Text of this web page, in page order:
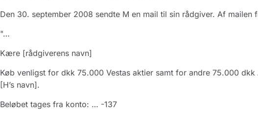
Den 30. september 2008 sendte M en mail til sin rådgiver. Af mailen
"…
Kære [rådgiverens navn]
Køb venligst for dkk 75.000 Vestas aktier samt for andre 75.000
[H’s navn].
Beløbet tages fra konto: … -137